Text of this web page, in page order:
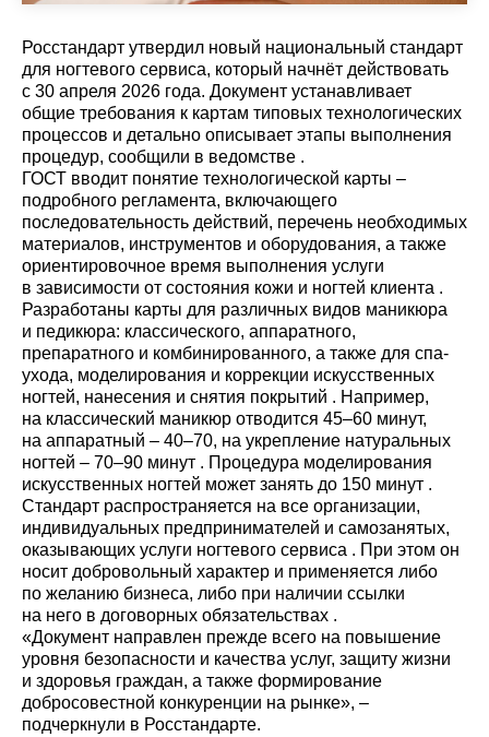
Росстандарт утвердил новый национальный стандарт
для ногтевого сервиса, который начнёт действовать
с 30 апреля 2026 года. Документ устанавливает
общие требования к картам типовых технологических
процессов и детально описывает этапы выполнения
процедур, сообщили в ведомстве .
ГОСТ вводит понятие технологической карты –
подробного регламента, включающего
последовательность действий, перечень необходимых
материалов, инструментов и оборудования, а также
ориентировочное время выполнения услуги
в зависимости от состояния кожи и ногтей клиента .
Разработаны карты для различных видов маникюра
и педикюра: классического, аппаратного,
препаратного и комбинированного, а также для спа-
ухода, моделирования и коррекции искусственных
ногтей, нанесения и снятия покрытий . Например,
на классический маникюр отводится 45–60 минут,
на аппаратный – 40–70, на укрепление натуральных
ногтей – 70–90 минут . Процедура моделирования
искусственных ногтей может занять до 150 минут .
Стандарт распространяется на все организации,
индивидуальных предпринимателей и самозанятых,
оказывающих услуги ногтевого сервиса . При этом он
носит добровольный характер и применяется либо
по желанию бизнеса, либо при наличии ссылки
на него в договорных обязательствах .
«Документ направлен прежде всего на повышение
уровня безопасности и качества услуг, защиту жизни
и здоровья граждан, а также формирование
добросовестной конкуренции на рынке», –
подчеркнули в Росстандарте.